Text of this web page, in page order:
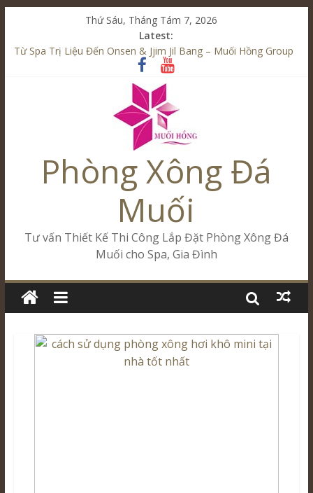
Thứ Sáu, Tháng Tám 7, 2026
Latest:
Từ Spa Trị Liệu Đến Onsen & Jjim Jil Bang – Muối Hồng Group
Kết Hợp Onsen & Jjim Jil Bang Trong Mô Hình Spa – Muối
Cham Riverside Onsen & Jjim Jil Bang Đà Nẵng Muối Hồng
Spa Jjim Jil Bang Kết Hợp Onsen – Kinh Doanh Chuẩn Sao –
Tăng Doanh Số Kinh Doanh Lắp Đặt Onsen & Jjim Jil Bang –
Muối Hồng Group
Phòng Xông Đá
Muối
Tư vấn Thiết Kế Thi Công Lắp Đặt Phòng Xông Đá
Muối cho Spa, Gia Đình